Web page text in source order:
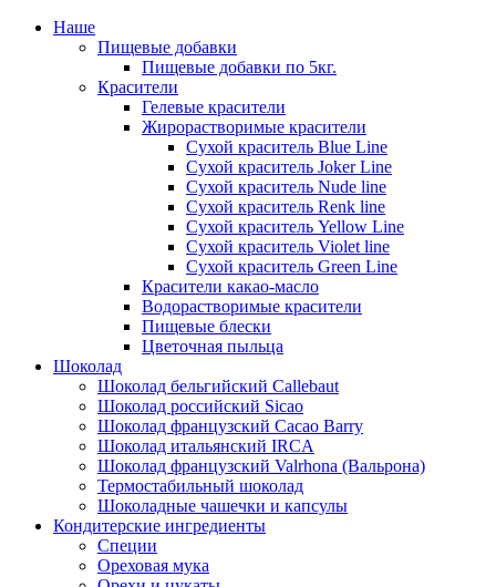
Наше
Пищевые добавки
Пищевые добавки по 5кг.
Красители
Гелевые красители
Жирорастворимые красители
Сухой краситель Blue Line
Сухой краситель Joker Line
Сухой краситель Nude line
Сухой краситель Renk line
Сухой краситель Yellow Line
Сухой краситель Violet line
Сухой краситель Green Line
Красители какао-масло
Водорастворимые красители
Пищевые блески
Цветочная пыльца
Шоколад
Шоколад бельгийский Callebaut
Шоколад российский Sicao
Шоколад французский Cacao Barry
Шоколад итальянский IRCA
Шоколад французский Valrhona (Вальрона)
Термостабильный шоколад
Шоколадные чашечки и капсулы
Кондитерские ингредиенты
Специи
Ореховая мука